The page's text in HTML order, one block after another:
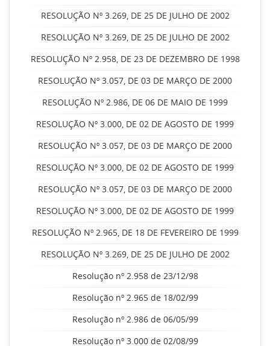
RESOLUÇÃO Nº 3.269, DE 25 DE JULHO DE 2002
RESOLUÇÃO Nº 3.269, DE 25 DE JULHO DE 2002
RESOLUÇÃO Nº 2.958, DE 23 DE DEZEMBRO DE 1998
RESOLUÇÃO Nº 3.057, DE 03 DE MARÇO DE 2000
RESOLUÇÃO Nº 2.986, DE 06 DE MAIO DE 1999
RESOLUÇÃO Nº 3.000, DE 02 DE AGOSTO DE 1999
RESOLUÇÃO Nº 3.057, DE 03 DE MARÇO DE 2000
RESOLUÇÃO Nº 3.000, DE 02 DE AGOSTO DE 1999
RESOLUÇÃO Nº 3.057, DE 03 DE MARÇO DE 2000
RESOLUÇÃO Nº 3.000, DE 02 DE AGOSTO DE 1999
RESOLUÇÃO Nº 2.965, DE 18 DE FEVEREIRO DE 1999
RESOLUÇÃO Nº 3.269, DE 25 DE JULHO DE 2002
Resolução nº 2.958 de 23/12/98
Resolução nº 2.965 de 18/02/99
Resolução nº 2.986 de 06/05/99
Resolução nº 3.000 de 02/08/99